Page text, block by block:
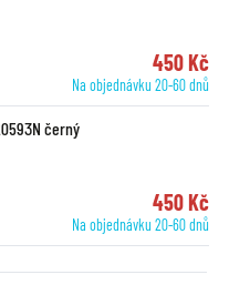
450 Kč
Na objednávku 20-60 dnů
černý
450 Kč
Na objednávku 20-60 dnů